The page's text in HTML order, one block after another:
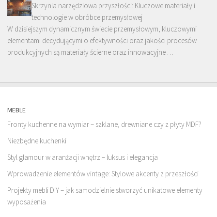
Skrzynia narzędziowa przyszłości: Kluczowe materiały i
technologie w obróbce przemysłowej
W dzisiejszym dynamicznym świecie przemysłowym, kluczowymi
elementami decydującymi o efektywności oraz jakości procesów
produkcyjnych są materiały ścierne oraz innowacyjne …
MEBLE
Fronty kuchenne na wymiar – szklane, drewniane czy z płyty MDF?
Niezbędne kuchenki
Styl glamour w aranżacji wnętrz – luksus i elegancja
Wprowadzenie elementów vintage: Stylowe akcenty z przeszłości
Projekty mebli DIY – jak samodzielnie stworzyć unikatowe elementy
wyposażenia